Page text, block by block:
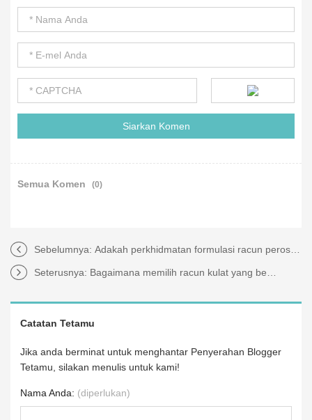
Semua Komen (0)
Sebelumnya: Adakah perkhidmatan formulasi racun perosak tersuai akan menyelesaikan masalah racun perosak anda?
Seterusnya: Bagaimana memilih racun kulat yang betul untuk melindungi tanaman anda dengan berkesan?
Catatan Tetamu
Jika anda berminat untuk menghantar Penyerahan Blogger
Tetamu, silakan menulis untuk kami!
Nama Anda: (diperlukan)